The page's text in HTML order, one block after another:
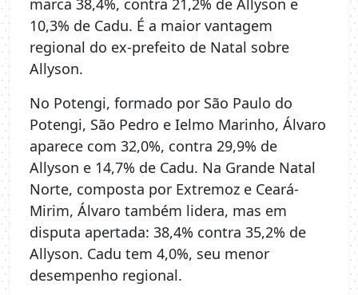
marca 38,4%, contra 21,2% de Allyson e
10,3% de Cadu. É a maior vantagem
regional do ex-prefeito de Natal sobre
Allyson.
No Potengi, formado por São Paulo do
Potengi, São Pedro e Ielmo Marinho, Álvaro
aparece com 32,0%, contra 29,9% de
Allyson e 14,7% de Cadu. Na Grande Natal
Norte, composta por Extremoz e Ceará-
Mirim, Álvaro também lidera, mas em
disputa apertada: 38,4% contra 35,2% de
Allyson. Cadu tem 4,0%, seu menor
desempenho regional.